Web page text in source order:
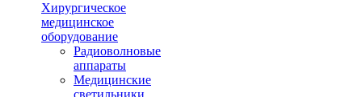
Хирургическое
медицинское
оборудование
Радиоволновые
аппараты
Медицинские
светильники